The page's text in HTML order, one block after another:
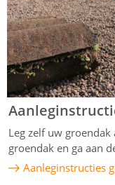
Leg zelf uw groendak
groendak en ga aan
Aanleginstructies